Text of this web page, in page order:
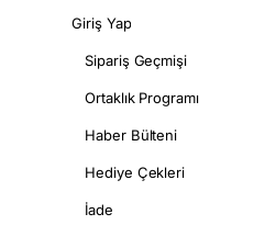
Giriş Yap
Sipariş Geçmişi
Ortaklık Programı
Haber Bülteni
Hediye Çekleri
İade